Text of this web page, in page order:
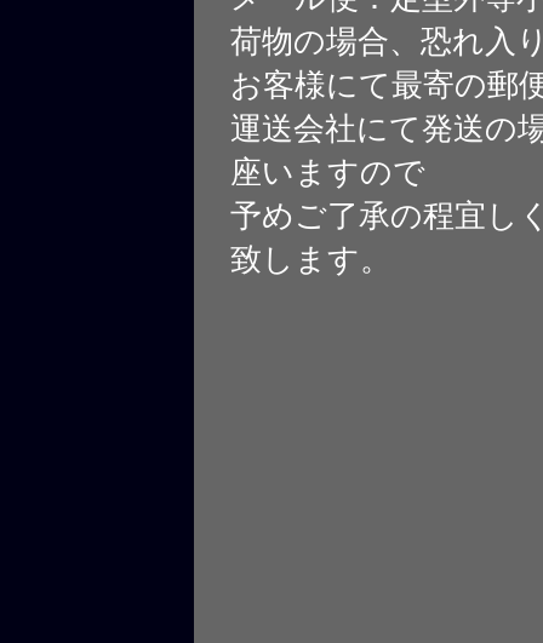
荷物の場合、恐れ入
お客様にて最寄の郵
運送会社にて発送の
座いますので
予めご了承の程宜し
致します。